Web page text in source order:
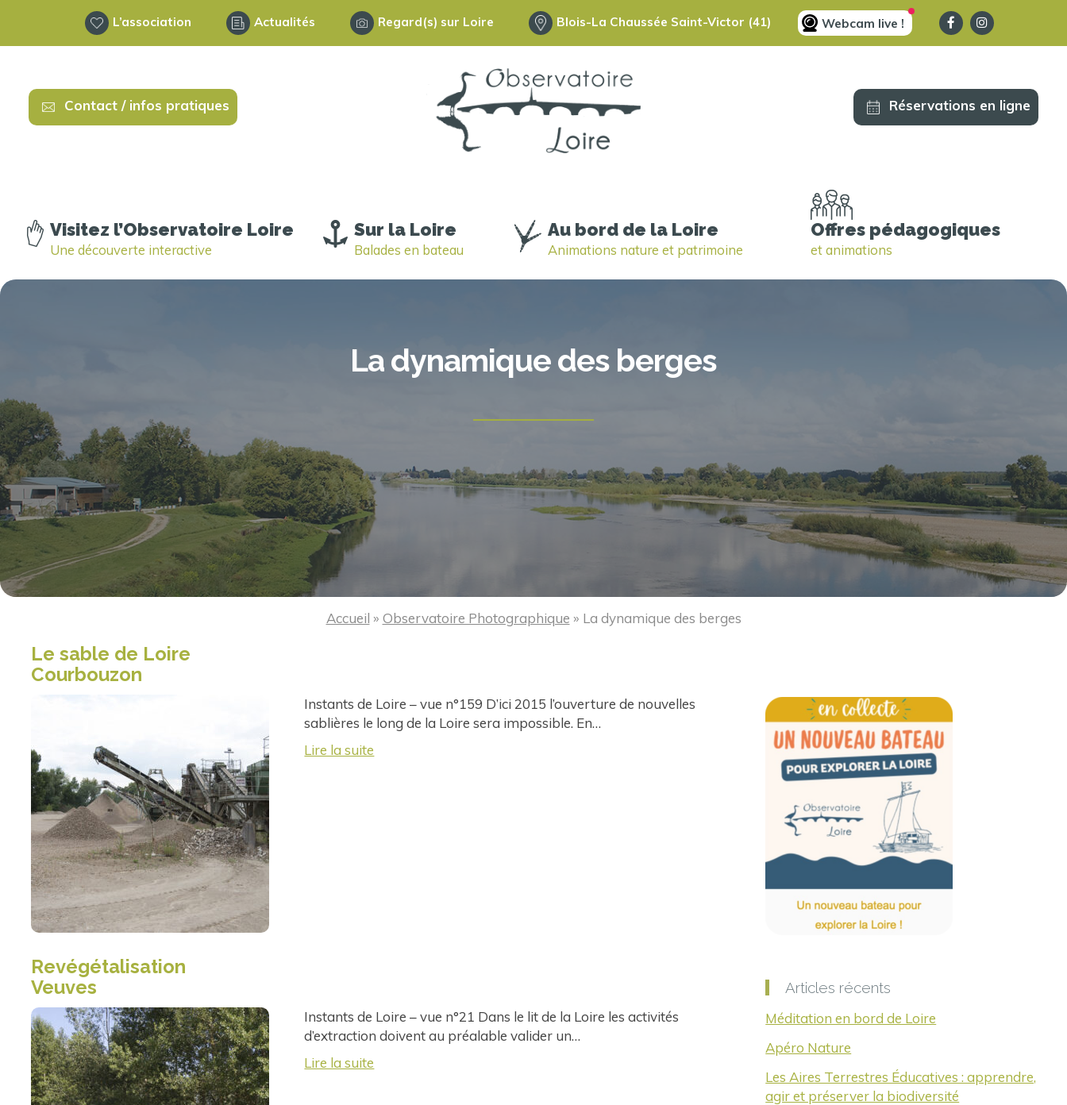
L’association Actualités Regard(s) sur Loire Blois-La Chaussée Saint-Victor (41) Webcam live !
Contact / infos pratiques Réservations en ligne
Visitez l’Observatoire Loire
Une découverte interactive
Sur la Loire
Balades en bateau
Au bord de la Loire
Animations nature et patrimoine
Offres pédagogiques
et animations
La dynamique des berges
Accueil » Observatoire Photographique » La dynamique des berges
Le sable de Loire
Courbouzon
Instants de Loire – vue n°159 D’ici 2015 l’ouverture de nouvelles
sablières le long de la Loire sera impossible. En…
Lire la suite
Revégétalisation
Veuves
Instants de Loire – vue n°21 Dans le lit de la Loire les activités
d’extraction doivent au préalable valider un…
Lire la suite
Articles récents
Méditation en bord de Loire
Apéro Nature
Les Aires Terrestres Éducatives : apprendre,
agir et préserver la biodiversité